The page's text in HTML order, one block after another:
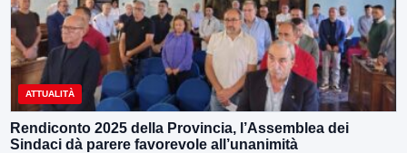
ATTUALITÀ
Rendiconto 2025 della Provincia, l’Assemblea dei
Sindaci dà parere favorevole all’unanimità